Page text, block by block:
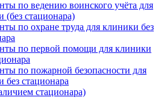
по ведению воинского учёта для
(без стационара)
по охране труда для клиники без
по первой помощи для клиники
по пожарной безопасности для
без стационара
стационара)